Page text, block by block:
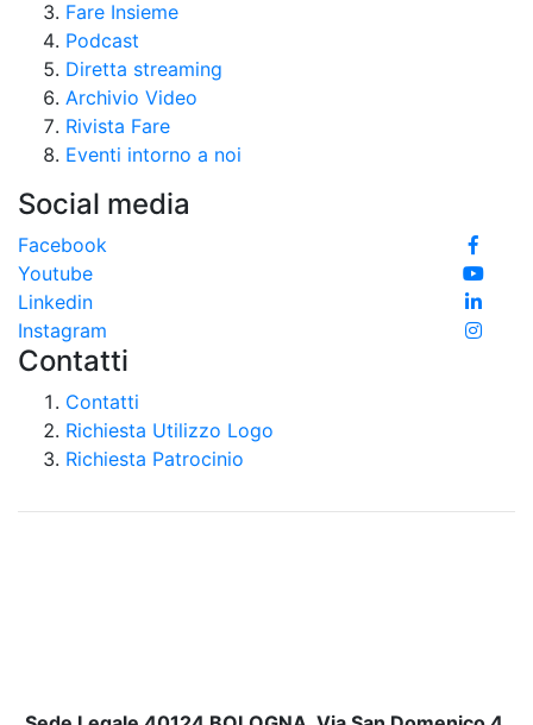
Fare Insieme
Podcast
Diretta streaming
Archivio Video
Rivista Fare
Eventi intorno a noi
Social media
Facebook
Youtube
Linkedin
Instagram
Contatti
Contatti
Richiesta Utilizzo Logo
Richiesta Patrocinio